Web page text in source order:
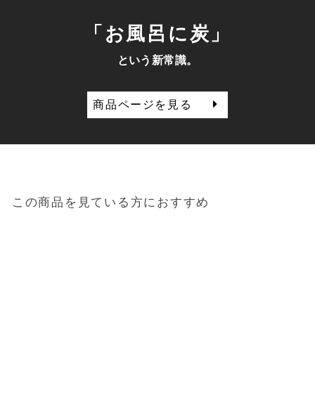
「お風呂に炭」
という新常識。
商品ページを見る
この商品を見ている方におすすめ